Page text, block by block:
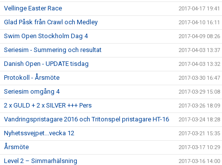
Vellinge Easter Race 2017-04-17 19:41
Glad Påsk från Crawl och Medley 2017-04-10 16:11
Swim Open Stockholm Dag 4 2017-04-09 08:26
Seriesim - Summering och resultat 2017-04-03 13:37
Danish Open - UPDATE tisdag 2017-04-03 13:32
Protokoll - Årsmöte 2017-03-30 16:47
Seriesim omgång 4 2017-03-29 15:08
2 x GULD + 2 x SILVER +++ Pers 2017-03-26 18:09
Vandringspristagare 2016 och Tritonspel pristagare HT-16 2017-03-24 18:28
Nyhetssvejpet...vecka 12 2017-03-21 15:35
Årsmöte 2017-03-17 10:29
Level 2 – Simmarhälsning 2017-03-16 14:00